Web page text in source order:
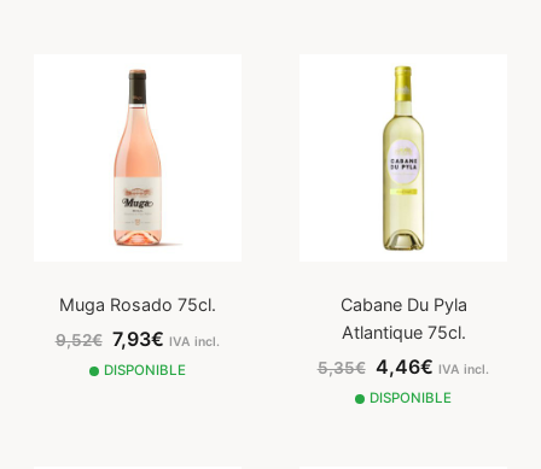
Muga Rosado 75cl.
9,52€ 7,93€IVA incl.
DISPONIBLE
Cabane Du Pyla
Atlantique 75cl.
5,35€ 4,46€IVA incl.
DISPONIBLE